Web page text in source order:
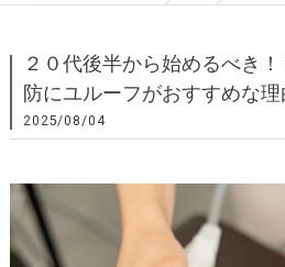
２０代後半から始めるべき
防にユルーフがおすすめな理
2025/08/04